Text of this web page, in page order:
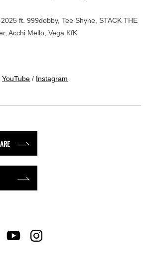
ft. 999dobby, Tee Shyne, STACK THE
Acchi Mello, Vega KfK
YouTube / Instagram